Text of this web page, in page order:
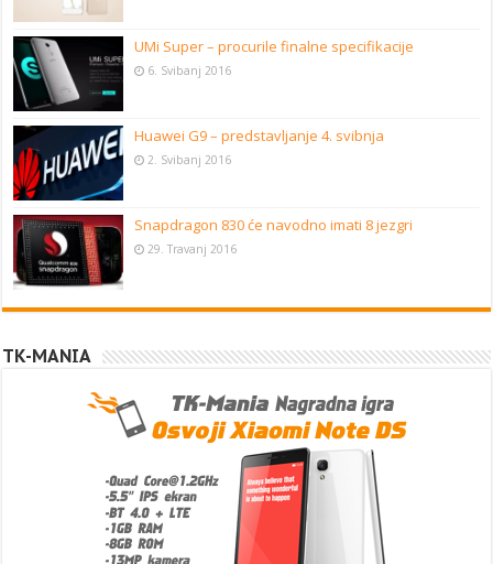
UMi Super – procurile finalne specifikacije
6. Svibanj 2016
Huawei G9 – predstavljanje 4. svibnja
2. Svibanj 2016
Snapdragon 830 će navodno imati 8 jezgri
29. Travanj 2016
TK-MANIA